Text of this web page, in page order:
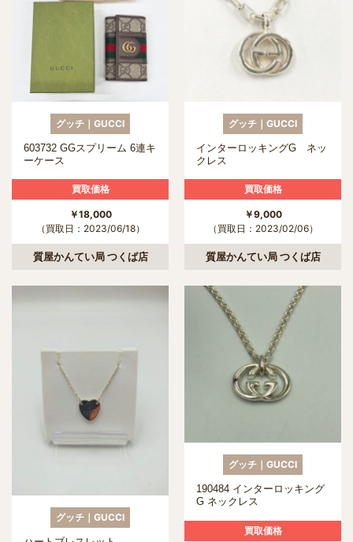
グッチ｜GUCCI
603732 GGスプリーム 6連キ
ーケース
買取価格
￥18,000
（買取日：2023/06/18）
質屋かんてい局 つくば店
グッチ｜GUCCI
インターロッキングG ネッ
クレス
買取価格
￥9,000
（買取日：2023/02/06）
質屋かんてい局 つくば店
グッチ｜GUCCI
グッチ｜GUCCI
190484 インターロッキング
G ネックレス
買取価格